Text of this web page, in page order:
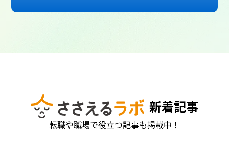
新着記事
転職や職場で役立つ記事も掲載中！